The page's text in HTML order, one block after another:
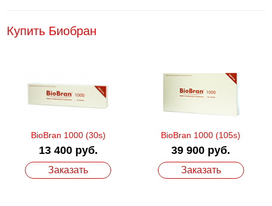
Купить Биобран
BioBran 1000 (30s)
13 400 руб.
Заказать
BioBran 1000 (105s)
39 900 руб.
Заказать